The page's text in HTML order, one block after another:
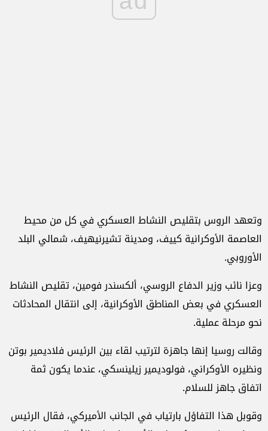
وتعهد الروس بتقليص النشاط العسكري في كل من محيط
العاصمة الأوكرانية كييف، ومدينة تشيرنيهيف، شمالي البلد
الأوروبي.
وعزا نائب وزير الدفاع الروسي، ألكسندر فومين، تقليص النشاط
العسكري في بعض المناطق الأوكرانية، إلى انتقال المحادثات
نحو مرحلة عملية.
وقالت روسيا إنها جاهزة لترتيب لقاء بين الرئيس فلاديمير بوتن
ونظيره الأوكراني، فولوديمير زيلينسكي، عندما يكون ثمة
اتفاق جاهز للسلام.
وقوبل هذا التفاؤل بارتياب في الجانب الأميركي، فقال الرئيس